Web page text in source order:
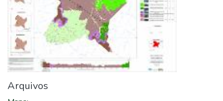
Arquivos